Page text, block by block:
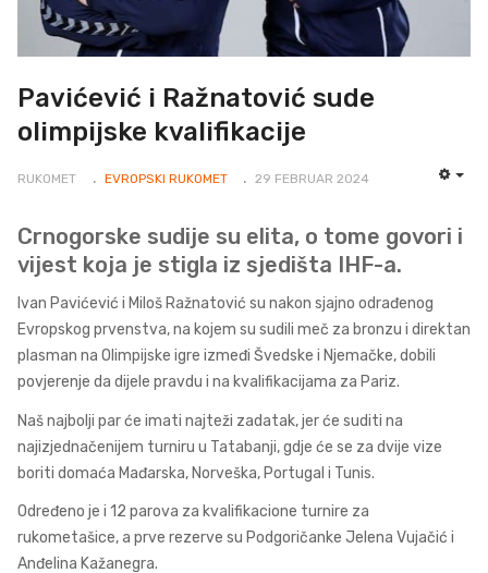
Pavićević i Ražnatović sude
olimpijske kvalifikacije
RUKOMET EVROPSKI RUKOMET 29 FEBRUAR 2024
Crnogorske sudije su elita, o tome govori i
vijest koja je stigla iz sjedišta IHF-a.
Ivan Pavićević i Miloš Ražnatović su nakon sjajno odrađenog
Evropskog prvenstva, na kojem su sudili meč za bronzu i direktan
plasman na Olimpijske igre izmeđi Švedske i Njemačke, dobili
povjerenje da dijele pravdu i na kvalifikacijama za Pariz.
Naš najbolji par će imati najteži zadatak, jer će suditi na
najizjednačenijem turniru u Tatabanji, gdje će se za dvije vize
boriti domaća Mađarska, Norveška, Portugal i Tunis.
Određeno je i 12 parova za kvalifikacione turnire za
rukometašice, a prve rezerve su Podgoričanke Jelena Vujačić i
Anđelina Kažanegra.